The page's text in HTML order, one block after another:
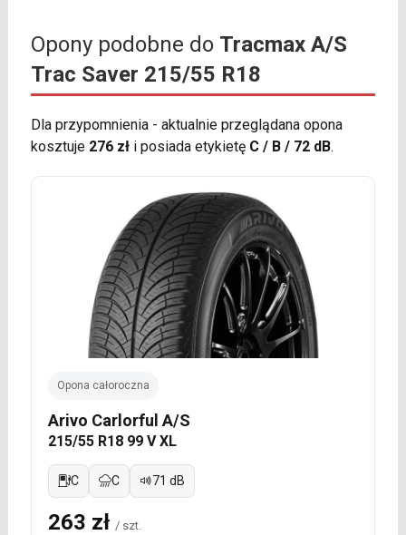
Opony podobne do Tracmax A/S
Trac Saver 215/55 R18
Dla przypomnienia - aktualnie przeglądana opona
kosztuje 276 złi posiada etykietę C / B / 72 dB.
Opona całoroczna
Arivo Carlorful A/S
215/55 R18 99 V XL
C C 71 dB
263 zł / szt.